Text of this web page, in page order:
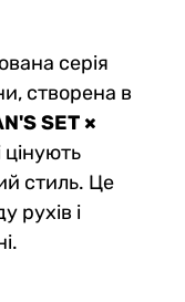
серія
створена в
SET ×
цінують
стиль. Це
рухів і